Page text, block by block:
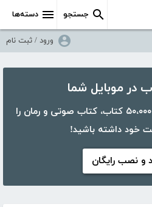
دسته‌ها جستجو
ورود / ثبت نام
با اپلیکیشن کتابراه، بیش از ۵۰،۰۰۰ کتاب، کتاب صوتی و رمان را
خود داشته باشید!
و نصب رایگان